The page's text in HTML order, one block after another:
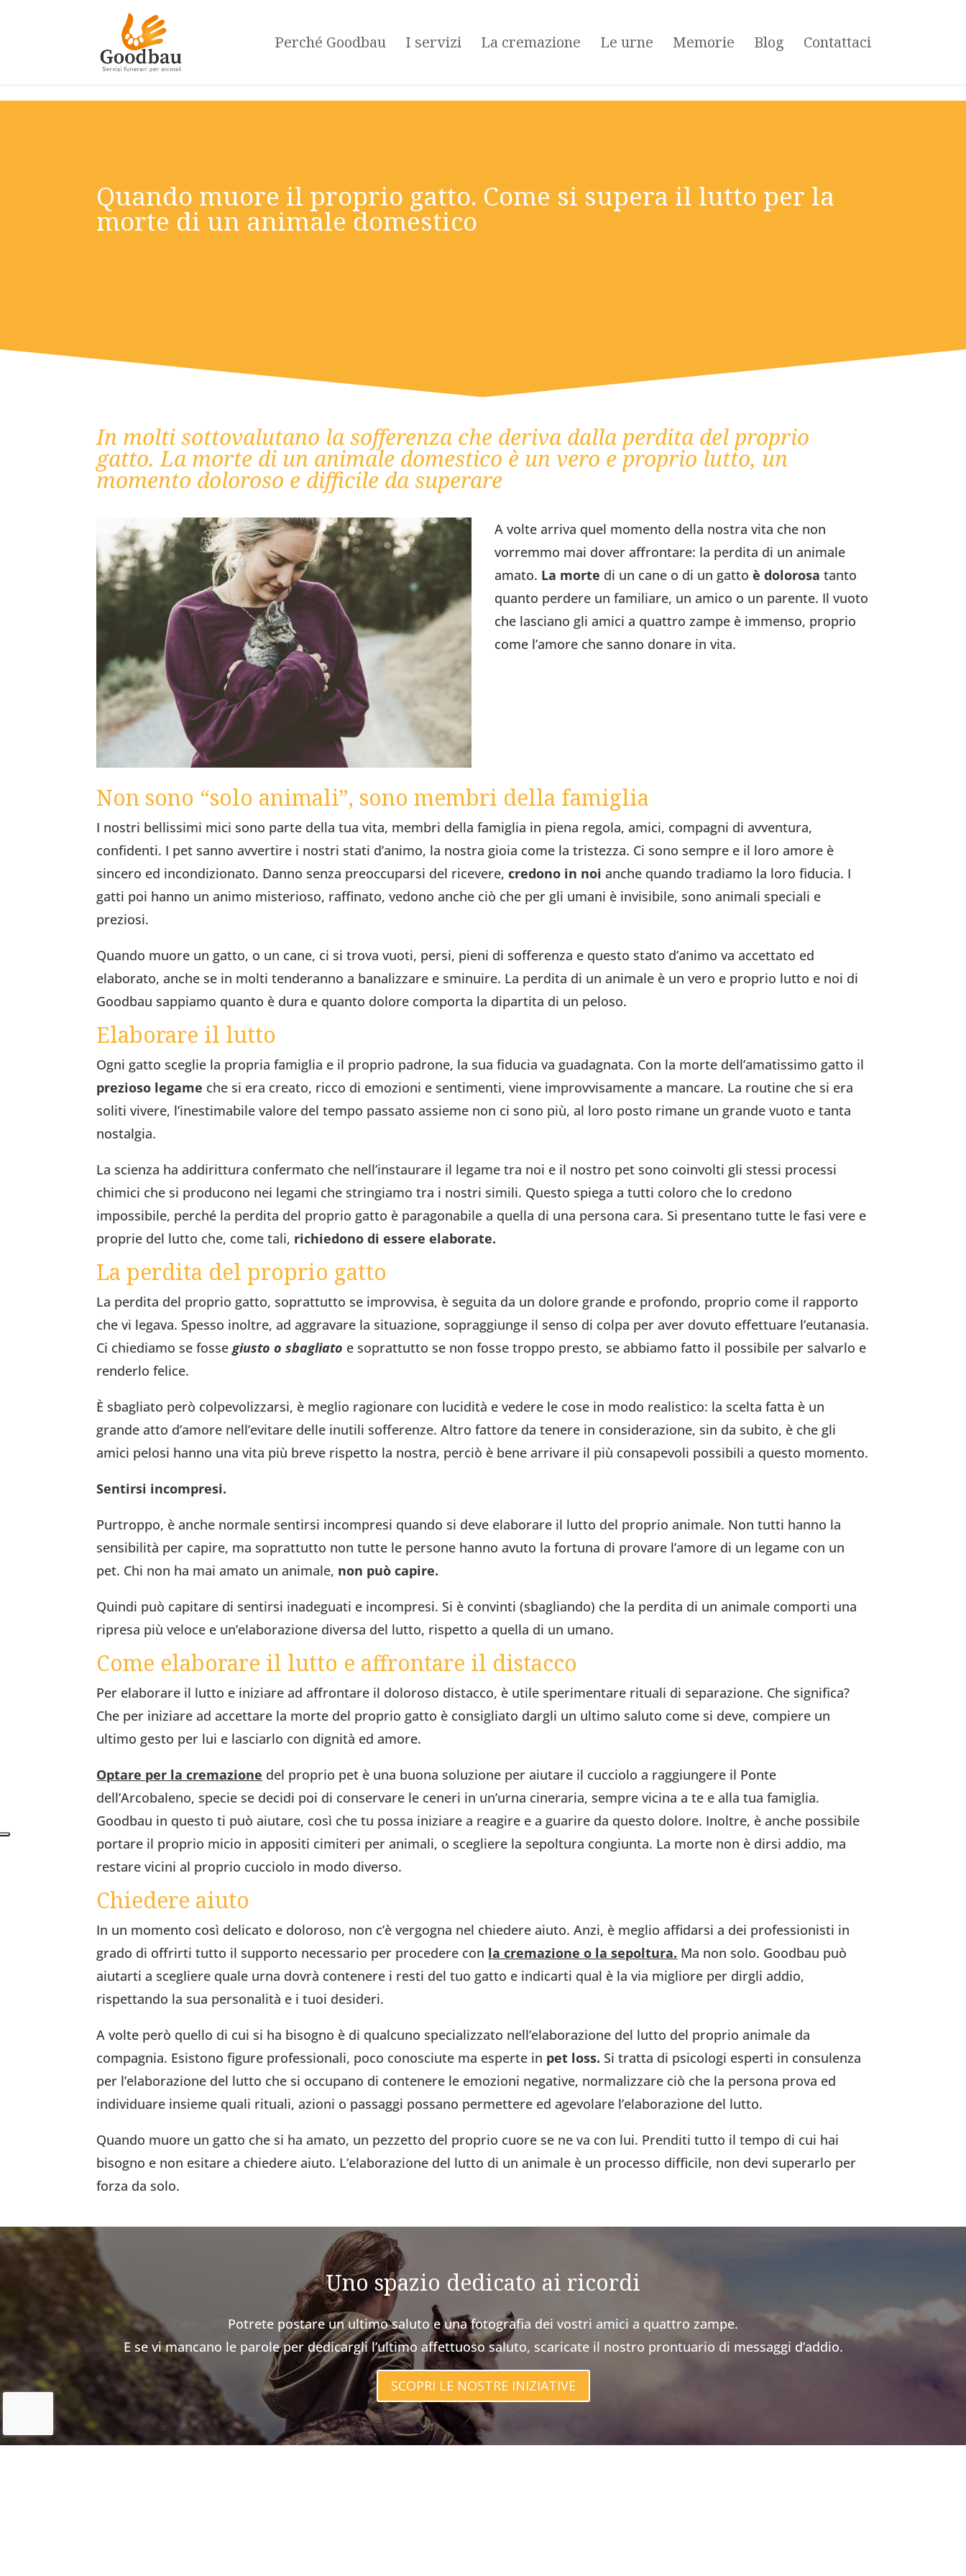
Perché Goodbau I servizi La cremazione Le urne Memorie Blog Contattaci
Quando muore il proprio gatto. Come si supera il lutto per la
morte di un animale domestico
In molti sottovalutano la sofferenza che deriva dalla perdita del proprio
gatto. La morte di un animale domestico è un vero e proprio lutto, un
momento doloroso e difficile da superare
A volte arriva quel momento della nostra vita che non
vorremmo mai dover affrontare: la perdita di un animale
amato. La morte di un cane o di un gattoè dolorosa tanto
quanto perdere un familiare, un amico o un parente. Il vuoto
che lasciano gli amici a quattro zampe è immenso, proprio
come l’amore che sanno donare in vita.
Non sono “solo animali”, sono membri della famiglia
I nostri bellissimi mici sono parte della tua vita, membri della famiglia in piena regola, amici, compagni di avventura,
confidenti. I pet sanno avvertire i nostri stati d’animo, la nostra gioia come la tristezza. Ci sono sempre e il loro amore è
sincero ed incondizionato. Danno senza preoccuparsi del ricevere,credono in noi anche quando tradiamo la loro fiducia. I
gatti poi hanno un animo misterioso, raffinato, vedono anche ciò che per gli umani è invisibile, sono animali speciali e
preziosi.
Quando muore un gatto, o un cane, ci si trova vuoti, persi, pieni di sofferenza e questo stato d’animo va accettato ed
elaborato, anche se in molti tenderanno a banalizzare e sminuire. La perdita di un animale è un vero e proprio lutto e noi di
Goodbau sappiamo quanto è dura e quanto dolore comporta la dipartita di un peloso.
Elaborare il lutto
Ogni gatto sceglie la propria famiglia e il proprio padrone, la sua fiducia va guadagnata. Con la morte dell’amatissimo gatto il
prezioso legame che si era creato, ricco di emozioni e sentimenti, viene improvvisamente a mancare. La routine che si era
soliti vivere, l’inestimabile valore del tempo passato assieme non ci sono più, al loro posto rimane un grande vuoto e tanta
nostalgia.
La scienza ha addirittura confermato che nell’instaurare il legame tra noi e il nostro pet sono coinvolti gli stessi processi
chimici che si producono nei legami che stringiamo tra i nostri simili. Questo spiega a tutti coloro che lo credono
impossibile, perché la perdita del proprio gatto è paragonabile a quella di una persona cara. Si presentano tutte le fasi vere e
proprie del lutto che, come tali, richiedono di essere elaborate.
La perdita del proprio gatto
La perdita del proprio gatto, soprattutto se improvvisa, è seguita da un dolore grande e profondo, proprio come il rapporto
che vi legava. Spesso inoltre, ad aggravare la situazione, sopraggiunge il senso di colpa per aver dovuto effettuare l’eutanasia.
Ci chiediamo se fosse giusto o sbagliato e soprattutto se non fosse troppo presto, se abbiamo fatto il possibile per salvarlo e
renderlo felice.
È sbagliato però colpevolizzarsi, è meglio ragionare con lucidità e vedere le cose in modo realistico: la scelta fatta è un
grande atto d’amore nell’evitare delle inutili sofferenze. Altro fattore da tenere in considerazione, sin da subito, è che gli
amici pelosi hanno una vita più breve rispetto la nostra, perciò è bene arrivare il più consapevoli possibili a questo momento.
Sentirsi incompresi.
Purtroppo, è anche normale sentirsi incompresi quando si deve elaborare il lutto del proprio animale. Non tutti hanno la
sensibilità per capire, ma soprattutto non tutte le persone hanno avuto la fortuna di provare l’amore di un legame con un
pet. Chi non ha mai amato un animale, non può capire.
Quindi può capitare di sentirsi inadeguati e incompresi. Si è convinti (sbagliando) che la perdita di un animale comporti una
ripresa più veloce e un’elaborazione diversa del lutto, rispetto a quella di un umano.
Come elaborare il lutto e affrontare il distacco
Per elaborare il lutto e iniziare ad affrontare il doloroso distacco, è utile sperimentare rituali di separazione. Che significa?
Che per iniziare ad accettare la morte del proprio gatto è consigliato dargli un ultimo saluto come si deve, compiere un
ultimo gesto per lui e lasciarlo con dignità ed amore.
Optare per la cremazione del proprio pet è una buona soluzione per aiutare il cucciolo a raggiungere il Ponte
dell’Arcobaleno, specie se decidi poi di conservare le ceneri in un’urna cineraria, sempre vicina a te e alla tua famiglia.
Goodbau in questo ti può aiutare, così che tu possa iniziare a reagire e a guarire da questo dolore. Inoltre, è anche possibile
portare il proprio micio in appositi cimiteri per animali, o scegliere la sepoltura congiunta. La morte non è dirsi addio, ma
restare vicini al proprio cucciolo in modo diverso.
Chiedere aiuto
In un momento così delicato e doloroso, non c’è vergogna nel chiedere aiuto. Anzi, è meglio affidarsi a dei professionisti in
grado di offrirti tutto il supporto necessario per procedere con la cremazione o la sepoltura. Ma non solo. Goodbau può
aiutarti a scegliere quale urna dovrà contenere i resti del tuo gatto e indicarti qual è la via migliore per dirgli addio,
rispettando la sua personalità e i tuoi desideri.
A volte però quello di cui si ha bisogno è di qualcuno specializzato nell’elaborazione del lutto del proprio animale da
compagnia. Esistono figure professionali, poco conosciute ma esperte in pet loss. Si tratta di psicologi esperti in consulenza
per l’elaborazione del lutto che si occupano di contenere le emozioni negative, normalizzare ciò che la persona prova ed
individuare insieme quali rituali, azioni o passaggi possano permettere ed agevolare l’elaborazione del lutto.
Quando muore un gatto che si ha amato, un pezzetto del proprio cuore se ne va con lui. Prenditi tutto il tempo di cui hai
bisogno e non esitare a chiedere aiuto. L’elaborazione del lutto di un animale è un processo difficile, non devi superarlo per
forza da solo.
Uno spazio dedicato ai ricordi
Potrete postare un ultimo saluto e una fotografia dei vostri amici a quattro zampe.
E se vi mancano le parole per dedicargli l’ultimo affettuoso saluto, scaricate il nostro prontuario di messaggi d’addio.
SCOPRI LE NOSTRE INIZIATIVE